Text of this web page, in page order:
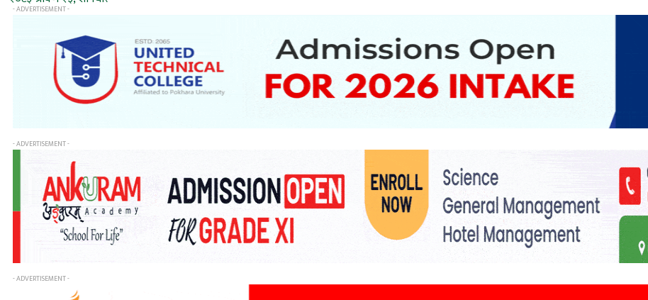
- ADVERTISEMENT -
- ADVERTISEMENT -
- ADVERTISEMENT -